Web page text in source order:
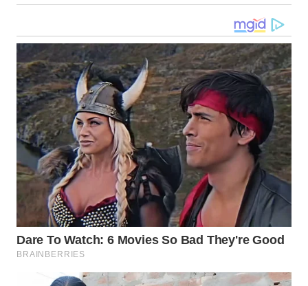
WN
WN
KALTIM
WN
SULSEL
WN
GORONTALO
WN
SULUT
MALUKU